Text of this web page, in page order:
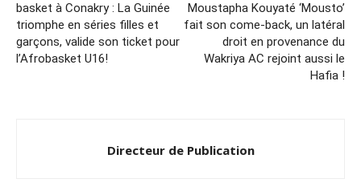
basket à Conakry : La Guinée
triomphe en séries filles et
garçons, valide son ticket pour
l’Afrobasket U16!
Moustapha Kouyaté ‘Mousto’
fait son come-back, un latéral
droit en provenance du
Wakriya AC rejoint aussi le
Hafia !
Directeur de Publication